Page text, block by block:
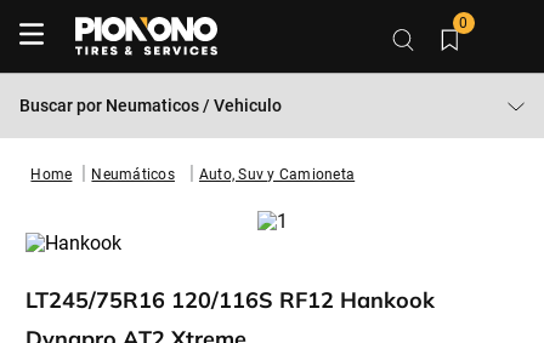
0
Buscar por Neumaticos / Vehiculo
Neumáticos Auto, Suv y Camioneta
LT245/75R16 120/116S RF12 Hankook